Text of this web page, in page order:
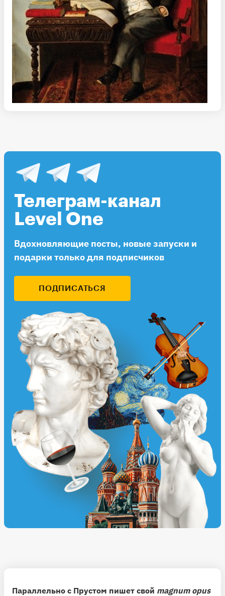
Телеграм-канал
Level One
Вдохновляющие посты, новые запуски и
подарки только для подписчиков
ПОДПИСАТЬСЯ
Параллельно с Прустом пишет свой magnum opus